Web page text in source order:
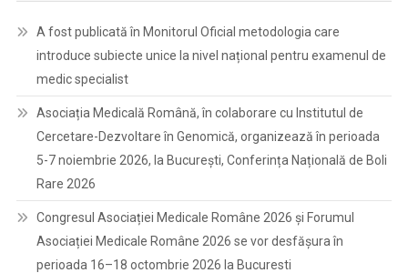
A fost publicată în Monitorul Oficial metodologia care
introduce subiecte unice la nivel național pentru examenul de
medic specialist
Asociația Medicală Română, în colaborare cu Institutul de
Cercetare-Dezvoltare în Genomică, organizează în perioada
5-7 noiembrie 2026, la București, Conferința Națională de Boli
Rare 2026
Congresul Asociației Medicale Române 2026 și Forumul
Asociației Medicale Române 2026 se vor desfășura în
perioada 16–18 octombrie 2026 la Bucuresti